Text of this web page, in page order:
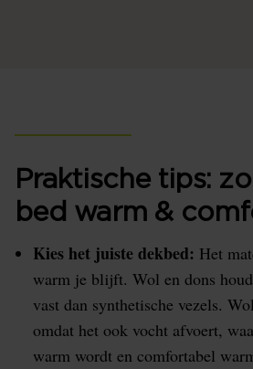
Praktische tips:
bed warm &
Kies het juiste dekbed: Het
warm je blijft. Wol en dons
vast dan synthetische vezels.
omdat het ook vocht afvoert,
warm wordt en comfortabel